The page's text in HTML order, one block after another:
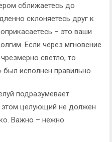
сближаетесь до
склоняетесь друг к
– это ваши
Если через мгновение
светло, то
был исполнен правильно.
подразумевает
целующий не должен
Важно – нежно